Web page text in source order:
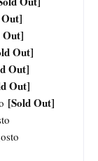
Out]
Out]
Out]
Out]
[Sold Out]